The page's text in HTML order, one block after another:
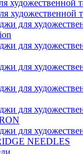
художественной
художественной
для
для
для
для
для
для
NEEDLES